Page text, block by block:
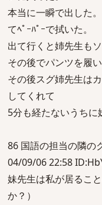
本当に一瞬で出した
てﾍﾟｰﾊﾟｰで拭いた。
出て行くと姉先生も
その後でパンツを履
その後スグ姉先生は
してくれて
5分も経たないうちに
86 国語の担当の隣
04/09/06 22:58
妹先生は私が居るこ
か？）